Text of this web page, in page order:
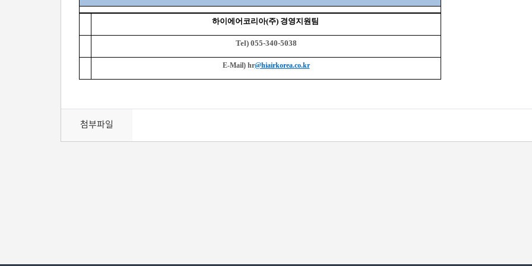
하이에어코리아(주) 경영지원팀
Tel) 055-340-5038
E-Mail) hr@hiairkorea.co.kr
첨부파일